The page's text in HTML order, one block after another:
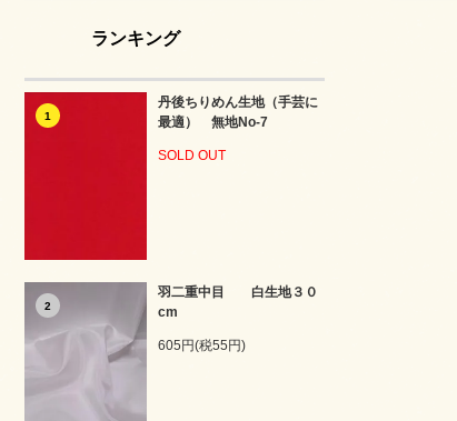
ランキング
1
丹後ちりめん生地（手芸に
最適） 無地No-7
SOLD OUT
2
羽二重中目 白生地３０
cm
605円(税55円)